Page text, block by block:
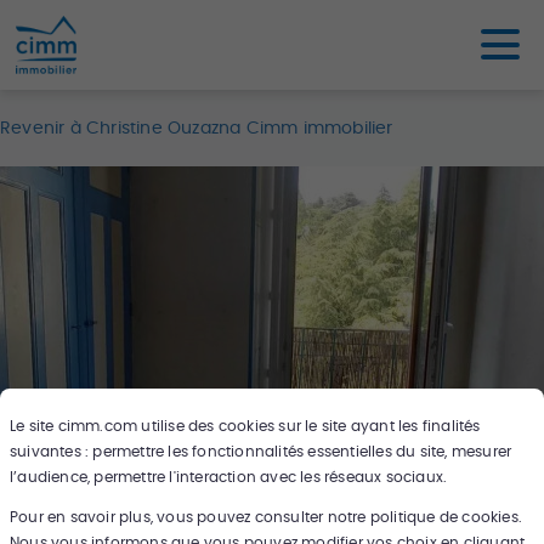
Le site cimm.comutilise des cookies sur le site ayant les finalités
suivantes : permettre les fonctionnalités essentielles du site, mesurer
l’audience, permettre l'interaction avec les réseaux sociaux.
Pour en savoir plus, vous pouvez consulter notre politique de cookies.
Revenir à Christine Ouzazna Cimm immobilier
15photos